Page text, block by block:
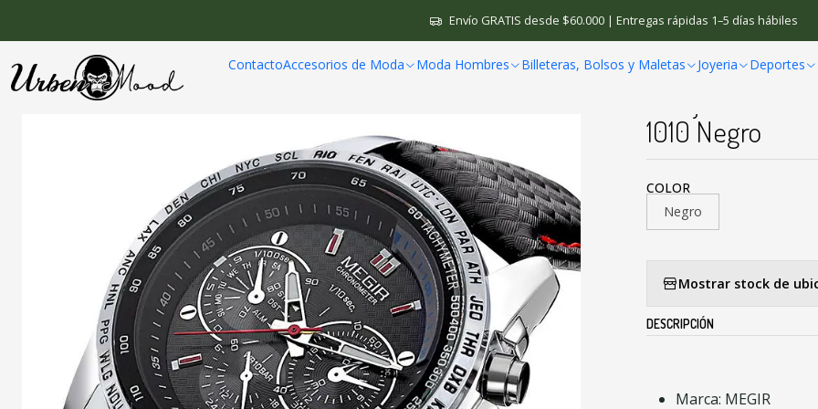
ContactoAccesorios de Moda Moda Hombres Billeteras, Bolsos y Maletas Joyeria Deportes
Envío GRATIS desde $60.000 | Entregas rápidas 1–5 días hábiles
Relojes Hombre Relojes Cuarzo Reloj Cuarzo Hombre Casual Militar
Reloj Cuarzo
1010 Negro
COLOR
Negro
Mostrar stock de
DESCRIPCIÓN
Marca: MEGIR